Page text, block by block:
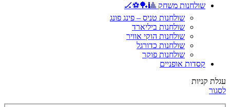
שולחנות משחק 🎱🏓⚽🏒
שולחנות טניס – פינג פונג
שולחנות ביליארד
שולחנות הוקי אוויר
שולחנות כדורגל
שולחנות פוקר
קסדות אופניים
עגלת קניות
לסגור